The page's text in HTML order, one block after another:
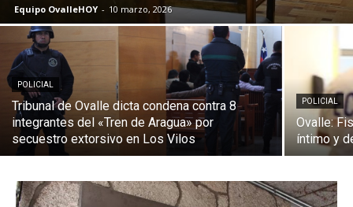
Equipo OvalleHOY - 10 marzo, 2026
POLICIAL
Tribunal de Ovalle dicta condena contra 8
integrantes del «Tren de Aragua» por
secuestro extorsivo en Los Vilos
POLICIAL
Ovalle:
íntimo y